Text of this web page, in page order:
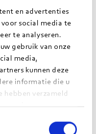
en advertenties
social media te
te analyseren.
gebruik van onze
media,
kunnen deze
informatie die u
hebben verzameld
services.
van de
beleid en processen.
bij